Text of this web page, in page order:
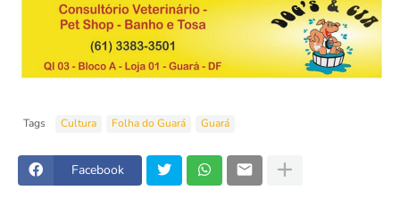
Tags Cultura Folha do Guará Guará
Facebook